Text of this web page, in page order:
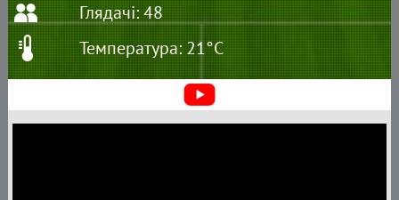
Глядачі: 48
Температура: 21°C